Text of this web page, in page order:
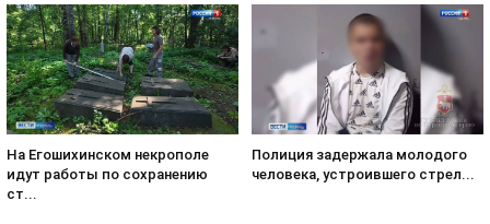
На Егошихинском некрополе
идут работы по сохранению
ст...
Полиция задержала молодого
человека, устроившего стрел...